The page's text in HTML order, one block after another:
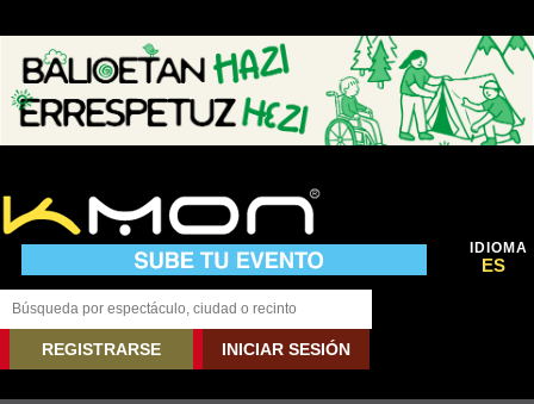
IDIOMA
ES
REGISTRARSE INICIAR SESIÓN